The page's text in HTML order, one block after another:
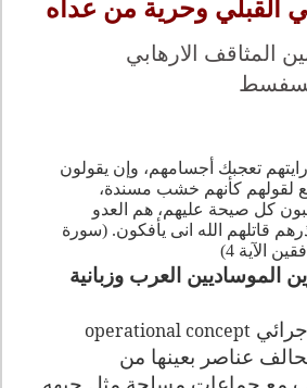
القبلي وحرية من عداه
المثاقف الارهابي
رايتهم تعجبك أجسامهم، وإن يقولون
لقولهم كأنهم خشب مسندة،
كل صيحة عليهم، هم العدو
قاتلهم الله انى يأفكون. (سورة
الآية 4)
الموساديين العرب وزبانية
operational concept
عناصر بعينها من